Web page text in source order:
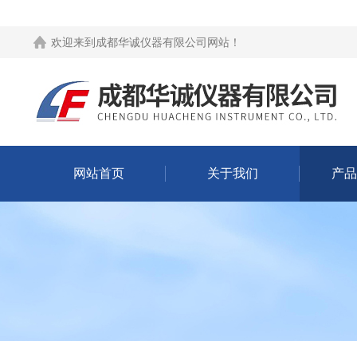
欢迎来到 成都华诚仪器有限公司网站 ！
网站首页 关于我们 产